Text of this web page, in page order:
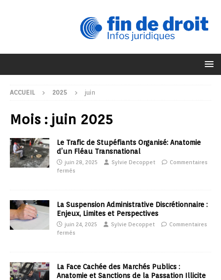
ACCUEIL 2025 juin
Mois : juin 2025
Le Trafic de Stupéfiants Organisé: Anatomie
d’un Fléau Transnational
juin 28, 2025 Sylvie Decoppet
Commentaires
fermés
La Suspension Administrative Discrétionnaire :
Enjeux, Limites et Perspectives
juin 24, 2025 Sylvie Decoppet
Commentaires
fermés
La Face Cachée des Marchés Publics :
Anatomie et Sanctions de la Passation Illicite